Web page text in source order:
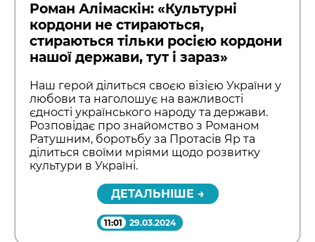
Роман Алімаскін: «Культурні
кордони не стираються,
стираються тільки росією кордони
нашої держави, тут і зараз»
Наш герой ділиться своєю візією України у
любови та наголошує на важливості
єдності українського народу та держави.
Розповідає про знайомство з Романом
Ратушним, боротьбу за Протасів Яр та
ділиться своїми мріями щодо розвитку
культури в Україні.
ДЕТАЛЬНІШЕ →
11:01 29.03.2024